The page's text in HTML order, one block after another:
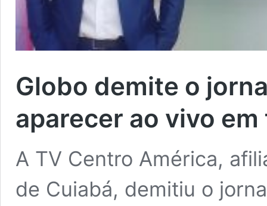
Globo demite o
aparecer ao vivo
A TV Centro América,
de Cuiabá, demitiu o